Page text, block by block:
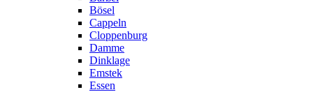
Bösel
Cappeln
Cloppenburg
Damme
Dinklage
Emstek
Essen